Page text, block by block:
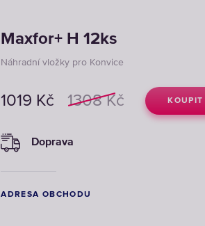
Maxfor+ H 12ks
Náhradní vložky pro Konvice
1019 Kč 1308 Kč KOUPIT
Doprava
ADRESA OBCHODU